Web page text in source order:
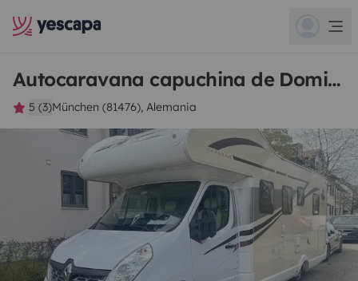
Autocaravana capuchina de Dominik
5 (3)München (81476), Alemania